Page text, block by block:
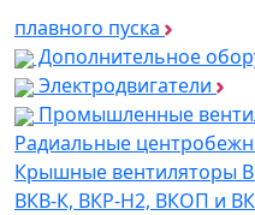
плавного пуска
Дополнительное
Электродвигатели
Промышленные
Радиальные
Крышные вентиляторы
ВКВ-К, ВКР-Н2, ВКОП и